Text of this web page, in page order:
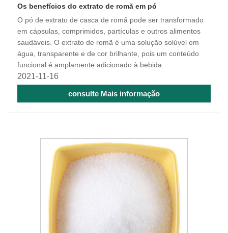
Os benefícios do extrato de romã em pó
O pó de extrato de casca de romã pode ser transformado
em cápsulas, comprimidos, partículas e outros alimentos
saudáveis. O extrato de romã é uma solução solúvel em
água, transparente e de cor brilhante, pois um conteúdo
funcional é amplamente adicionado à bebida.
2021-11-16
consulte Mais informação